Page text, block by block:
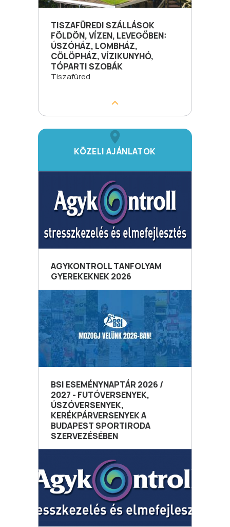
TISZAFÜREDI SZÁLLÁSOK
FÖLDÖN, VÍZEN, LEVEGŐBEN:
ÚSZÓHÁZ, LOMBHÁZ,
CÖLÖPHÁZ, VÍZIKUNYHÓ,
TÓPARTI SZOBÁK
Tiszafüred
KÖZELI AJÁNLATOK
AGYKONTROLL TANFOLYAM
GYEREKEKNEK 2026
BSI ESEMÉNYNAPTÁR 2026 /
2027 - FUTÓVERSENYEK,
ÚSZÓVERSENYEK,
KERÉKPÁRVERSENYEK A
BUDAPEST SPORTIRODA
SZERVEZÉSÉBEN